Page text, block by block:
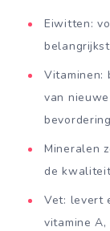
Eiwitten:
Vitaminen:
van
Mineralen
de
Vet: levert
vitamine A,